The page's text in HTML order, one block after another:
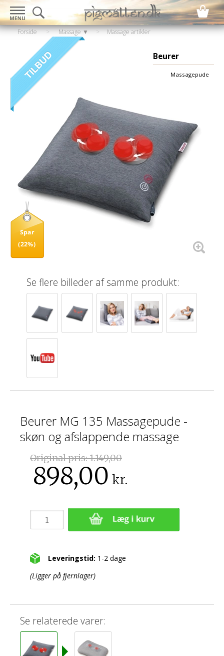
Forside > Massage ▼ >
Massage artikler
Massagepuder
Beurer
Massagepude
Spar
(22%)
Se flere billeder af samme produkt:
Beurer MG 135 Massagepude -
skøn og afslappende massage
Original pris:1.149,00
898,00 kr.
Leveringstid: 1-2 dage
(Ligger på fjernlager)
Se relaterede varer: